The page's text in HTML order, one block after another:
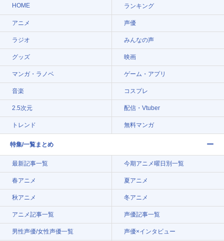
HOME ランキング
アニメ 声優
ラジオ みんなの声
グッズ 映画
マンガ・ラノベ ゲーム・アプリ
音楽 コスプレ
2.5次元 配信・Vtuber
トレンド 無料マンガ
特集/一覧まとめ
最新記事一覧 今期アニメ曜日別一覧
春アニメ 夏アニメ
秋アニメ 冬アニメ
アニメ記事一覧 声優記事一覧
男性声優/女性声優一覧 声優×インタビュー